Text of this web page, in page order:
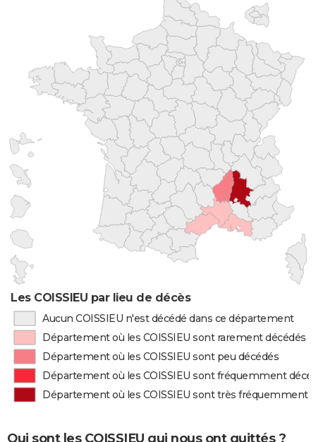
Les COISSIEU par lieu de décès
Aucun COISSIEU n'est décédé dans ce département
Département où les COISSIEU sont rarement décédés
Département où les COISSIEU sont peu décédés
Département où les COISSIEU sont fréquemment
Département où les COISSIEU sont très fréquemment
Qui sont les COISSIEU qui nous ont quittés ?